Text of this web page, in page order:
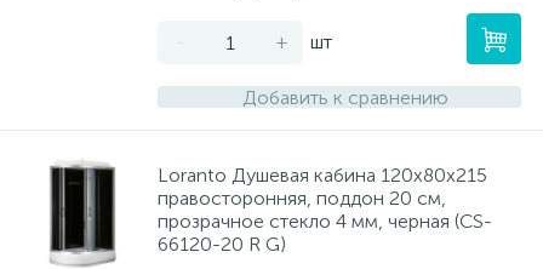
- + шт
Добавить к сравнению
Loranto Душевая кабина 120х80х215
правосторонняя, поддон 20 см,
прозрачное стекло 4 мм, черная (CS-
66120-20 R G)